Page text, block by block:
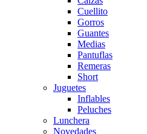
Cuellito
Gorros
Guantes
Medias
Pantuflas
Remeras
Short
Juguetes
Inflables
Peluches
Lunchera
Novedades